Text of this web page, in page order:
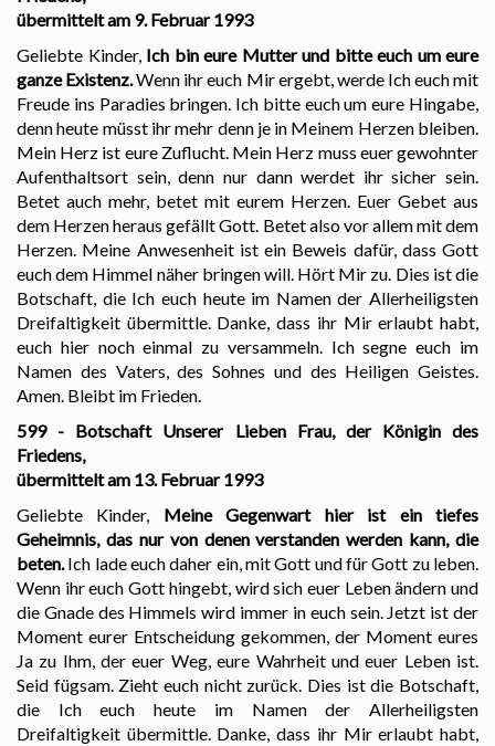
übermittelt am 9. Februar 1993
Geliebte Kinder, Ich bin eure Mutter und bitte euch um eure
ganze Existenz.Wenn ihr euch Mir ergebt, werde Ich euch mit
Freude ins Paradies bringen. Ich bitte euch um eure Hingabe,
denn heute müsst ihr mehr denn je in Meinem Herzen bleiben.
Mein Herz ist eure Zuflucht. Mein Herz muss euer gewohnter
Aufenthaltsort sein, denn nur dann werdet ihr sicher sein.
Betet auch mehr, betet mit eurem Herzen. Euer Gebet aus
dem Herzen heraus gefällt Gott. Betet also vor allem mit dem
Herzen. Meine Anwesenheit ist ein Beweis dafür, dass Gott
euch dem Himmel näher bringen will. Hört Mir zu. Dies ist die
Botschaft, die Ich euch heute im Namen der Allerheiligsten
Dreifaltigkeit übermittle. Danke, dass ihr Mir erlaubt habt,
euch hier noch einmal zu versammeln. Ich segne euch im
Namen des Vaters, des Sohnes und des Heiligen Geistes.
Amen. Bleibt im Frieden.
599 - Botschaft Unserer Lieben Frau, der Königin des
Friedens,
übermittelt am 13. Februar 1993
Geliebte Kinder, Meine Gegenwart hier ist ein tiefes
Geheimnis, das nur von denen verstanden werden kann, die
beten.Ich lade euch daher ein, mit Gott und für Gott zu leben.
Wenn ihr euch Gott hingebt, wird sich euer Leben ändern und
die Gnade des Himmels wird immer in euch sein. Jetzt ist der
Moment eurer Entscheidung gekommen, der Moment eures
Ja zu Ihm, der euer Weg, eure Wahrheit und euer Leben ist.
Seid fügsam. Zieht euch nicht zurück. Dies ist die Botschaft,
die Ich euch heute im Namen der Allerheiligsten
Dreifaltigkeit übermittle. Danke, dass ihr Mir erlaubt habt,